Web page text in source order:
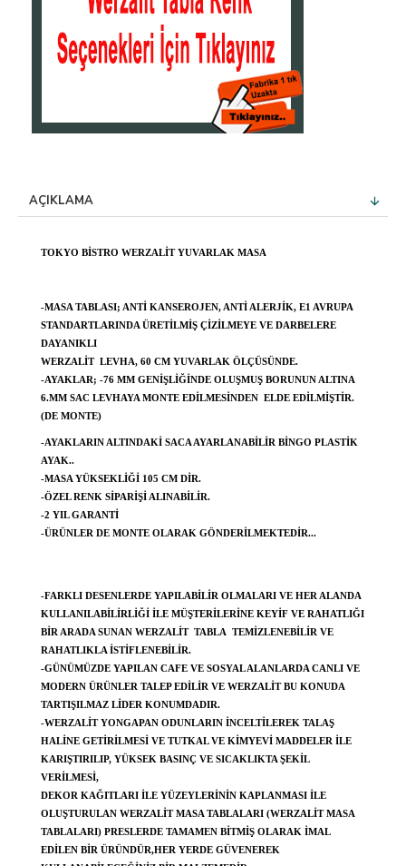
AÇIKLAMA
TOKYO BISTRO WERZALIT YUVARLAK MASA
-MASA TABLASI; ANTI KANSEROJEN, ANTI ALERJIK, E1 AVRUPA
STANDARTLARINDA ÜRETILMIŞ ÇIZILMEYE VE DARBELERE
DAYANIKLI
WERZALIT LEVHA, 60 CM YUVARLAK ÖLÇÜSÜNDE.
-AYAKLAR; -76 MM GENIŞLIĞINDE OLUŞMUŞ BORUNUN ALTINA
6.MM SAC LEVHAYA MONTE EDILMESINDEN ELDE EDILMIŞTIR.
(DE MONTE)
-AYAKLARIN ALTINDAKI SACA AYARLANABILIR BINGO PLASTIK
AYAK..
-MASA YÜKSEKLIĞI 105 CM DIR.
-ÖZEL RENK SIPARIŞI ALINABILIR.
-2 YIL GARANTI
-ÜRÜNLER DE MONTE OLARAK GÖNDERILMEKTEDIR...
-FARKLI DESENLERDE YAPILABILIR OLMALARI VE HER ALANDA
KULLANILABILIRLIĞI ILE MÜŞTERILERINE KEYIF VE RAHATLIĞI
BIR ARADA SUNAN WERZALIT TABLA TEMIZLENEBILIR VE
RAHATLIKLA ISTIFLENEBILIR.
-GÜNÜMÜZDE YAPILAN CAFE VE SOSYAL ALANLARDA CANLI VE
MODERN ÜRÜNLER TALEP EDILIR VE WERZALIT BU KONUDA
TARTIŞILMAZ LIDER KONUMDADIR.
-WERZALIT YONGAPAN ODUNLARIN INCELTILEREK TALAŞ
HALINE GETIRILMESI VE TUTKAL VE KIMYEVI MADDELER ILE
KARIŞTIRILIP, YÜKSEK BASINÇ VE SICAKLIKTA ŞEKIL
VERILMESI,
DEKOR KAĞITLARI ILE YÜZEYLERININ KAPLANMASI ILE
OLUŞTURULAN WERZALIT MASA TABLALARI (WERZALIT MASA
TABLALARI) PRESLERDE TAMAMEN BITMIŞ OLARAK IMAL
EDILEN BIR ÜRÜNDÜR,HER YERDE GÜVENEREK